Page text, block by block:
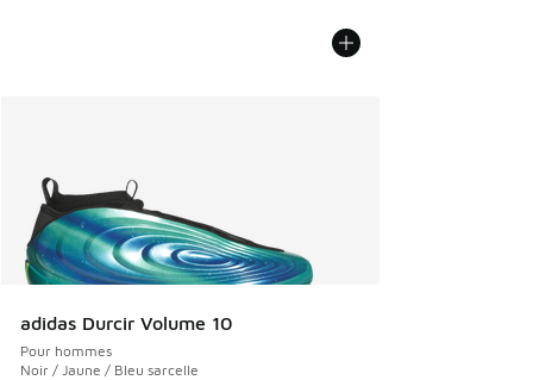
adidas Durcir Volume 10
Pour hommes
Noir / Jaune / Bleu sarcelle